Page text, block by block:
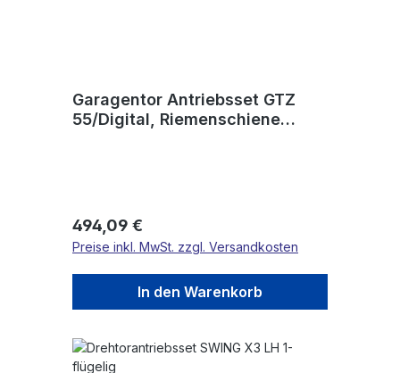
Garagentor Antriebsset GTZ
55/Digital, Riemenschiene
Regulärer Preis:
494,09 €
Preise inkl. MwSt. zzgl. Versandkosten
In den Warenkorb